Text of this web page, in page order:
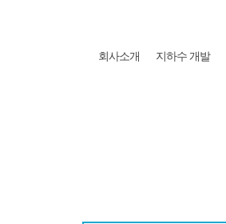
회사소개 지하수 개발